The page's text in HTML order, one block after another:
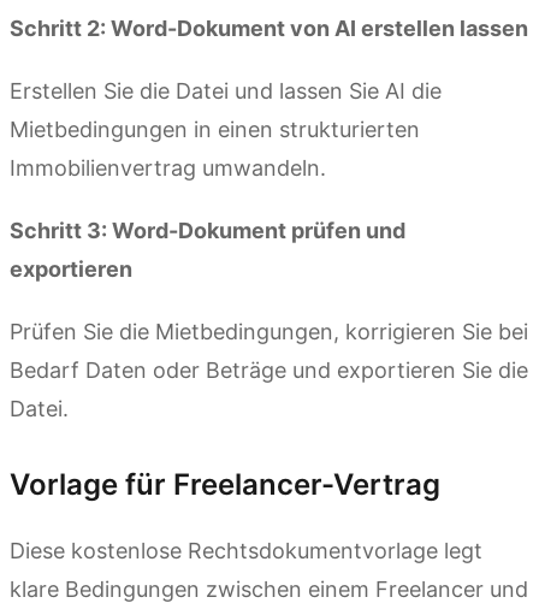
Schritt 2: Word-Dokument von AI erstellen lassen
Erstellen Sie die Datei und lassen Sie AI die
Mietbedingungen in einen strukturierten
Immobilienvertrag umwandeln.
Schritt 3: Word-Dokument prüfen und
exportieren
Prüfen Sie die Mietbedingungen, korrigieren Sie bei
Bedarf Daten oder Beträge und exportieren Sie die
Datei.
Vorlage für Freelancer-Vertrag
Diese kostenlose Rechtsdokumentvorlage legt
klare Bedingungen zwischen einem Freelancer und